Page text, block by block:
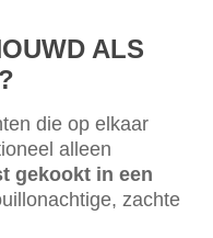
ALS
die op elkaar
alleen
gekookt in een
zachte